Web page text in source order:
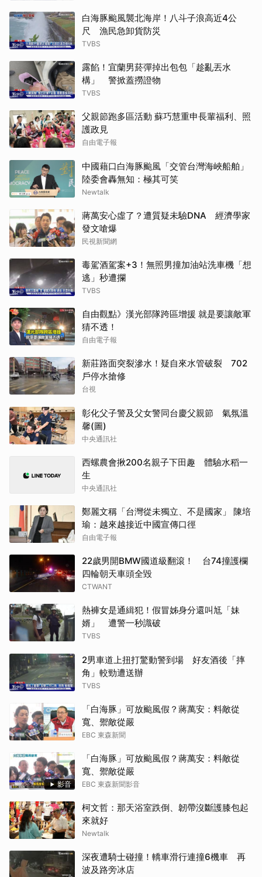
白海豚颱風襲北海岸！八斗子浪高近4公
尺 漁民急卸貨防災
TVBS
露餡！宜蘭男菸彈掉出包包「趁亂丟水
構」 警掀蓋撈證物
TVBS
父親節跑多區活動 蘇巧慧重申長輩福利、照
護政見
自由電子報
中國藉口白海豚颱風「交管台灣海峽船舶」
陸委會轟無知：極其可笑
Newtalk
蔣萬安心虛了？遭質疑未驗DNA 經濟學家
發文嗆爆
民視新聞網
毒駕酒駕案+3！無照男撞加油站洗車機「想
逃」秒遭攔
TVBS
自由觀點》漢光部隊跨區增援 就是要讓敵軍
猜不透！
自由電子報
新莊路面突裂滲水！疑自來水管破裂 702
戶停水搶修
台視
彰化父子警及父女警同台慶父親節 氣氛溫
馨(圖)
中央通訊社
西螺農會揪200名親子下田趣 體驗水稻一
生
中央通訊社
鄭麗文稱「台灣從未獨立、不是國家」 陳培
瑜：越來越接近中國宣傳口徑
自由電子報
22歲男開BMW國道級翻滾！ 台74撞護欄
四輪朝天車頭全毀
CTWANT
熱褲女是通緝犯！假冒姊身分還叫尪「妹
婿」 遭警一秒識破
TVBS
2男車道上扭打驚動警到場 好友酒後「摔
角」較勁遭送辦
TVBS
「白海豚」可放颱風假？蔣萬安：料敵從
寬、禦敵從嚴
EBC 東森新聞
影音
「白海豚」可放颱風假？蔣萬安：料敵從
寬、禦敵從嚴
EBC 東森新聞影音
柯文哲：那天浴室跌倒、韌帶沒斷護膝包起
來就好
Newtalk
深夜遭騎士碰撞！轎車滑行連撞6機車 再
波及路旁冰店